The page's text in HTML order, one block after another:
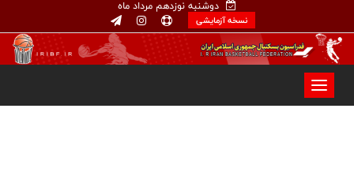
دوشنبه نوزدهم مرداد ماه
نسخه آزمایشی